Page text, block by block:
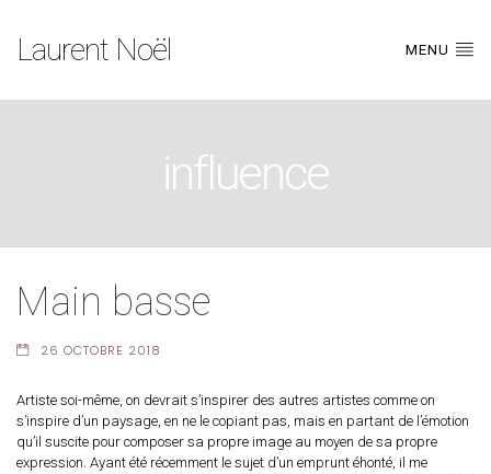
Laurent Noël MENU
influence
Main basse
26 OCTOBRE 2018
Artiste soi-même, on devrait s’inspirer des autres artistes comme on
s’inspire d’un paysage, en ne le copiant pas, mais en partant de l’émotion
qu’il suscite pour composer sa propre image au moyen de sa propre
expression. Ayant été récemment le sujet d’un emprunt éhonté, il me